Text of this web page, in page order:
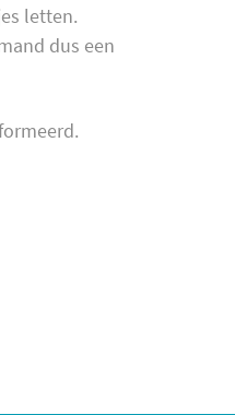
letten.
dus een